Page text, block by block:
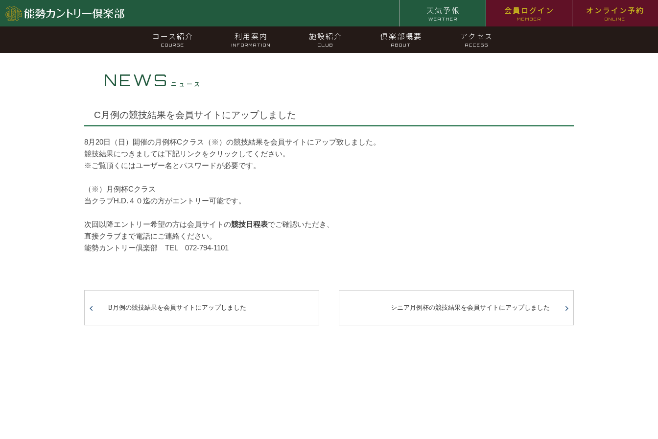
天気予報
WEATHER
会員ログイン
MEMBER
オンライン予約
ONLINE
コース紹介
COURSE
利用案内
INFORMATION
施設紹介
CLUB
倶楽部概要
ABOUT
アクセス
ACCESS
NEWS ニュース
C月例の競技結果を会員サイトにアップしました
8月20日（日）開催の月例杯Cクラス（※）の競技結果を会員サイトにアップ致しました。
競技結果につきましては下記リンクをクリックしてください。
※ご覧頂くにはユーザー名とパスワードが必要です。
（※）月例杯Cクラス
当クラブH.D.４０迄の方がエントリー可能です。
次回以降エントリー希望の方は会員サイトの競技日程表でご確認いただき、
直接クラブまで電話にご連絡ください。
能勢カントリー倶楽部 TEL 072-794-1101
B月例の競技結果を会員サイトにアップしました シニア月例杯の競技結果を会員サイトにアップしました